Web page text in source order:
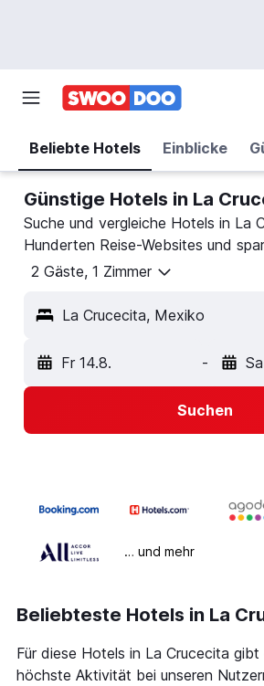
Beliebte Hotels Einblicke
Günstige Hotels in La
Suche und vergleiche Hotels in La
Hunderten Reise-Websites und
2 Gäste, 1 Zimmer
La Crucecita, Mexiko
Fr 14.8. -
Suchen
… und mehr
Beliebteste Hotels in La
Für diese Hotels in La Crucecita
höchste Aktivität bei unseren